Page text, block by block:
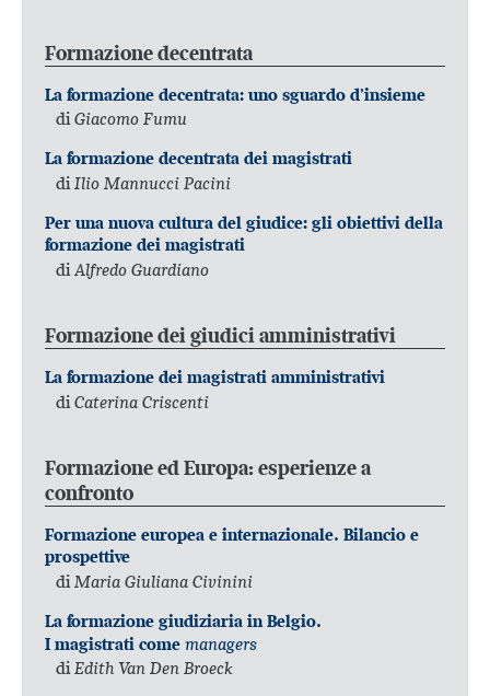
Formazione decentrata
La formazione decentrata: uno sguardo d’insieme
diGiacomo Fumu
La formazione decentrata dei magistrati
diIlio Mannucci Pacini
Per una nuova cultura del giudice: gli obiettivi della
formazione dei magistrati
di Alfredo Guardiano
Formazione dei giudici amministrativi
La formazione dei magistrati amministrativi
di Caterina Criscenti
Formazione ed Europa: esperienze a
confronto
Formazione europea e internazionale. Bilancio e
prospettive
di Maria Giuliana Civinini
La formazione giudiziaria in Belgio.
I magistrati come managers
diEdith Van Den Broeck